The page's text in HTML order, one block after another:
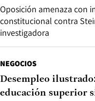
Oposición amenaza con
constitucional contra
investigadora
NEGOCIOS
Desempleo
educación superior